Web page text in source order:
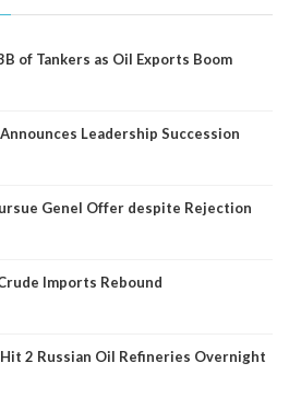
of Tankers as Oil Exports Boom
Leadership Succession
Genel Offer despite Rejection
Imports Rebound
2 Russian Oil Refineries Overnight